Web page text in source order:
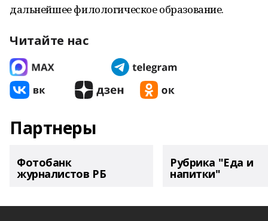
дальнейшее филологическое образование.
Читайте нас
Партнеры
Фотобанк
журналистов РБ
Рубрика "Еда и
напитки"